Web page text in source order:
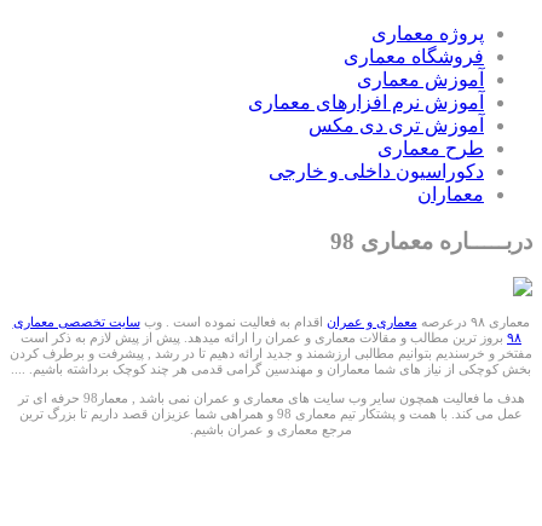
پروژه معماری
فروشگاه معماری
آموزش معماری
آموزش نرم افزارهای معماری
آموزش تری دی مکس
طرح معماری
دکوراسیون داخلی و خارجی
معماران
دربـــــاره معماری 98
معماری ۹۸ درعرصه معماری و عمران اقدام به فعالیت نموده است . وبسایت تخصصی معماری
۹۸ بروز ترین مطالب و مقالات معماری و عمران را ارائه میدهد. پیش از پیش لازم به ذکر است
مفتخر و خرسندیم بتوانیم مطالبی ارزشمند و جدید ارائه دهیم تا در رشد , پیشرفت و برطرف کردن
بخش کوچکی از نیاز های شما معماران و مهندسین گرامی قدمی هر چند کوچک برداشته باشیم. ....
هدف ما فعالیت همچون سایر وب سایت های معماری و عمران نمی باشد , معمار98 حرفه ای تر
عمل می کند. با همت و پشتکار تیم معماری 98 و همراهی شما عزیزان قصد داریم تا بزرگ ترین
مرجع معماری و عمران باشیم.